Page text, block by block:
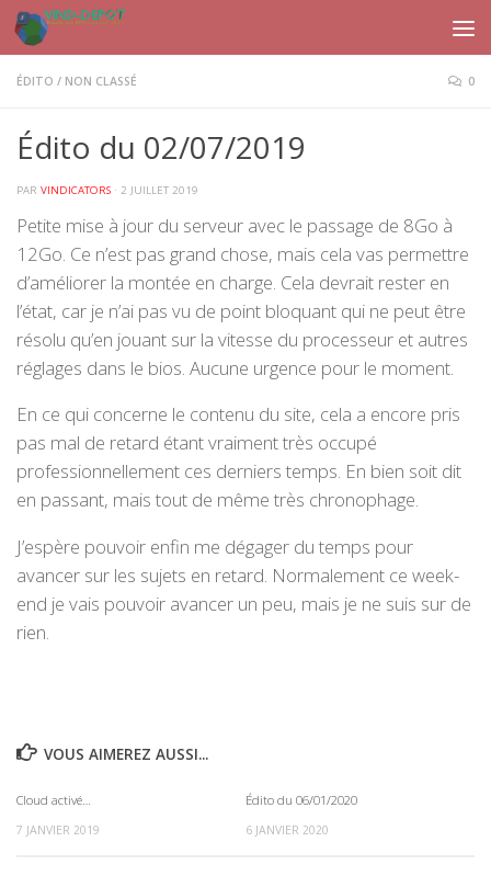
Skip to content
ÉDITO / NON CLASSÉ 0
Édito du 02/07/2019
PAR VINDICATORS · 2 JUILLET 2019
Petite mise à jour du serveur avec le passage de 8Go à
12Go. Ce n’est pas grand chose, mais cela vas permettre
d’améliorer la montée en charge. Cela devrait rester en
l’état, car je n’ai pas vu de point bloquant qui ne peut être
résolu qu’en jouant sur la vitesse du processeur et autres
réglages dans le bios. Aucune urgence pour le moment.
En ce qui concerne le contenu du site, cela a encore pris
pas mal de retard étant vraiment très occupé
professionnellement ces derniers temps. En bien soit dit
en passant, mais tout de même très chronophage.
J’espère pouvoir enfin me dégager du temps pour
avancer sur les sujets en retard. Normalement ce week-
end je vais pouvoir avancer un peu, mais je ne suis sur de
rien.
VOUS AIMEREZ AUSSI...
Cloud activé…
7 JANVIER 2019
Édito du 06/01/2020
6 JANVIER 2020